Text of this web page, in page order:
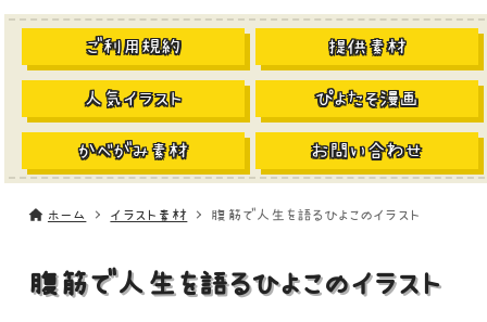
ご利用規約 提供素材
人気イラスト ぴよたそ漫画
かべがみ素材 お問い合わせ
ホーム イラスト素材 腹筋で人生を語るひよこのイラスト
腹筋で人生を語るひよこのイラスト